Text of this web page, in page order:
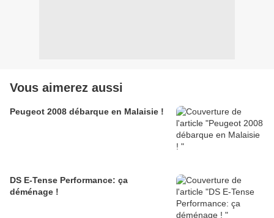
Vous aimerez aussi
Peugeot 2008 débarque en Malaisie !
DS E-Tense Performance: ça
déménage !